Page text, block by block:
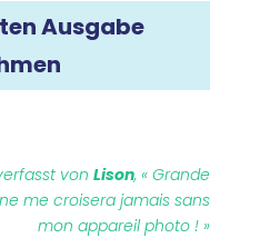
Ausgabe
vonLison, « Grande
me croisera jamais sans
mon appareil photo ! »